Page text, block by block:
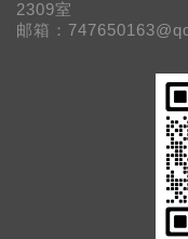
2309室
邮箱：